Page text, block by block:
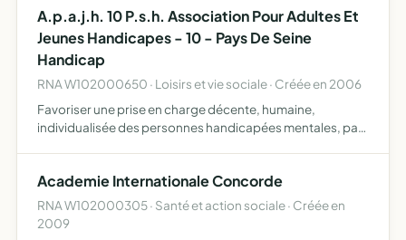
A.p.a.j.h. 10 P.s.h. Association Pour Adultes Et
Jeunes Handicapes - 10 - Pays De Seine
Handicap
RNA W102000650 · Loisirs et vie sociale · Créée en 2006
Favoriser une prise en charge décente, humaine,
individualisée des personnes handicapées mentales, par
Academie Internationale Concorde
RNA W102000305 · Santé et action sociale · Créée en
2009